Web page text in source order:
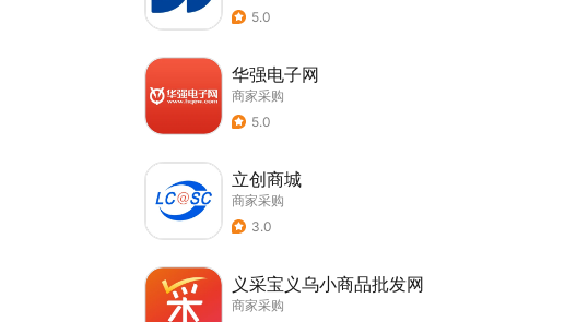
5.0
华强电子网
商家采购
5.0
立创商城
商家采购
3.0
义采宝义乌小商品批发网
商家采购